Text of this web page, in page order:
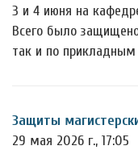
3 и 4 июня на
Всего было
так и по
Защиты
29 мая 2026 г., 17:05